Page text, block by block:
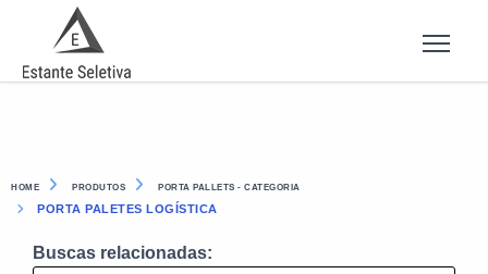
HOME PRODUTOS PORTA PALLETS - CATEGORIA
PORTA PALETES LOGÍSTICA
Buscas relacionadas: